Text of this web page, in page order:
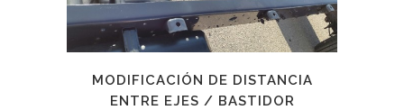
MODIFICACIÓN DE DISTANCIA
ENTRE EJES / BASTIDOR